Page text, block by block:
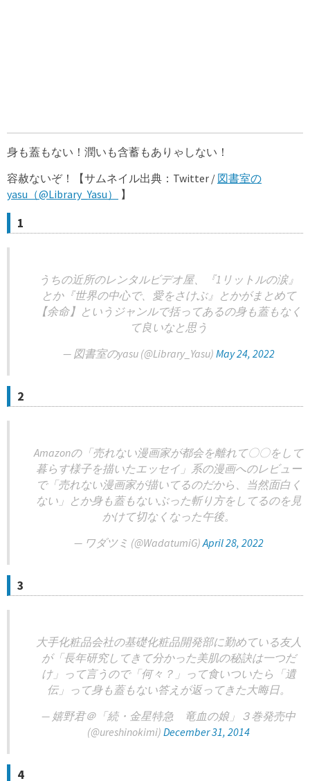
身も蓋もない！潤いも含蓄もありゃしない！
容赦ないぞ！【サムネイル出典：Twitter / 図書室の
yasu（@Library_Yasu）
】
1
うちの近所のレンタルビデオ屋、『1リットルの涙』
とか『世界の中心で、愛をさけぶ』とかがまとめて
【余命】というジャンルで括ってあるの身も蓋もなく
て良いなと思う
— 図書室のyasu (@Library_Yasu) May 24, 2022
2
Amazonの「売れない漫画家が都会を離れて〇〇をして
暮らす様子を描いたエッセイ」系の漫画へのレビュー
で「売れない漫画家が描いてるのだから、当然面白く
ない」とか身も蓋もないぶった斬り方をしてるのを見
かけて切なくなった午後。
— ワダツミ (@WadatumiG)April 28, 2022
3
大手化粧品会社の基礎化粧品開発部に勤めている友人
が「長年研究してきて分かった美肌の秘訣は一つだ
け」って言うので「何々？」って食いついたら「遺
伝」って身も蓋もない答えが返ってきた大晦日。
— 嬉野君＠「続・金星特急 竜血の娘」３巻発売中
(@ureshinokimi) December 31, 2014
4